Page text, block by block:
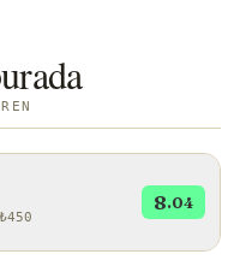
OR RITUALS
₺450
8.04